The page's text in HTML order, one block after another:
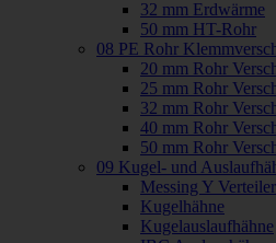
32 mm Erdwärme
50 mm HT-Rohr
08 PE Rohr
20 mm Rohr
25 mm Rohr
32 mm Rohr
40 mm Rohr
50 mm Rohr
09 Kugel- und
Messing Y
Kugelhähne
Kugelauslaufhähne